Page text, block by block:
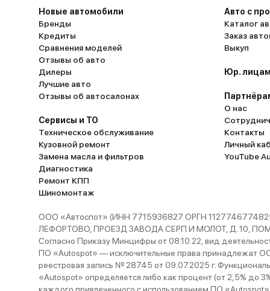
Новые автомобили
Бренды
Кредиты
Сравнения моделей
Отзывы об авто
Дилеры
Лучшие авто
Отзывы об автосалонах
Сервисы и ТО
Техническое обслуживание
Кузовной ремонт
Замена масла и фильтров
Диагностика
Ремонт КПП
Шиномонтаж
Авто с
Каталог
Заказ
Выкуп
Юр.
О нас
Контакты
Личный
YouTube
ООО «Автоспот» (ИНН 7715936827 ОРГН
ЛЕФОРТОВО, ПРОЕЗД ЗАВОДА СЕРП И МОЛОТ, Д. 10,
Согласно Приказу Минцифры от 08.10.22, вид
ПО «Autospot» — исключительные права принадлежат
реестровая запись № 28745 от 09.07.2025 г.
«Autospot» определяется либо как процент (от 2,5% до